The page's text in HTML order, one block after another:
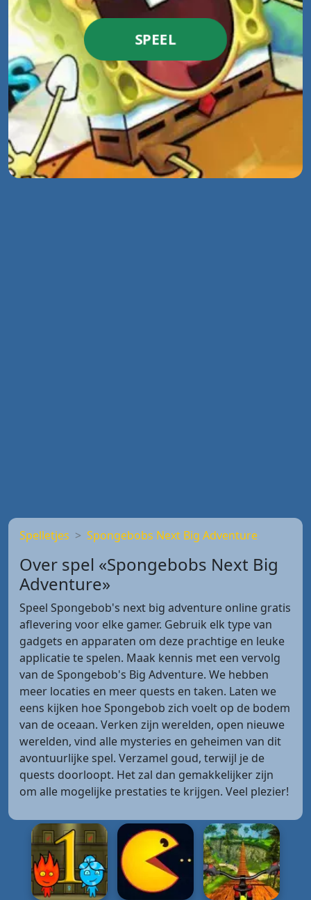
SPEEL
Spelletjes Spongebobs Next Big Adventure
Over spel «Spongebobs Next Big
Adventure»
Speel Spongebob's next big adventure online gratis
aflevering voor elke gamer. Gebruik elk type van
gadgets en apparaten om deze prachtige en leuke
applicatie te spelen. Maak kennis met een vervolg
van de Spongebob's Big Adventure. We hebben
meer locaties en meer quests en taken. Laten we
eens kijken hoe Spongebob zich voelt op de bodem
van de oceaan. Verken zijn werelden, open nieuwe
werelden, vind alle mysteries en geheimen van dit
avontuurlijke spel. Verzamel goud, terwijl je de
quests doorloopt. Het zal dan gemakkelijker zijn
om alle mogelijke prestaties te krijgen. Veel plezier!